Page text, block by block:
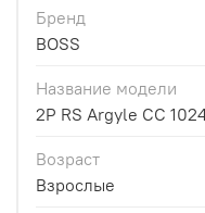
Бренд
BOSS
Название модели
2P RS Argyle CC
Возраст
Взрослые